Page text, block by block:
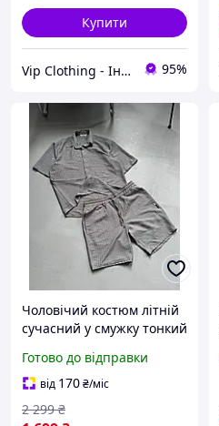
Купити
Vip Clothing - Інтернет магазин брендового одягу 95%
Чоловічий костюм літній
сучасний у смужку тонкий
з коротким рукавом
шорти хлопцеві
Готово до відправки
від 170₴/міс
2 299 ₴